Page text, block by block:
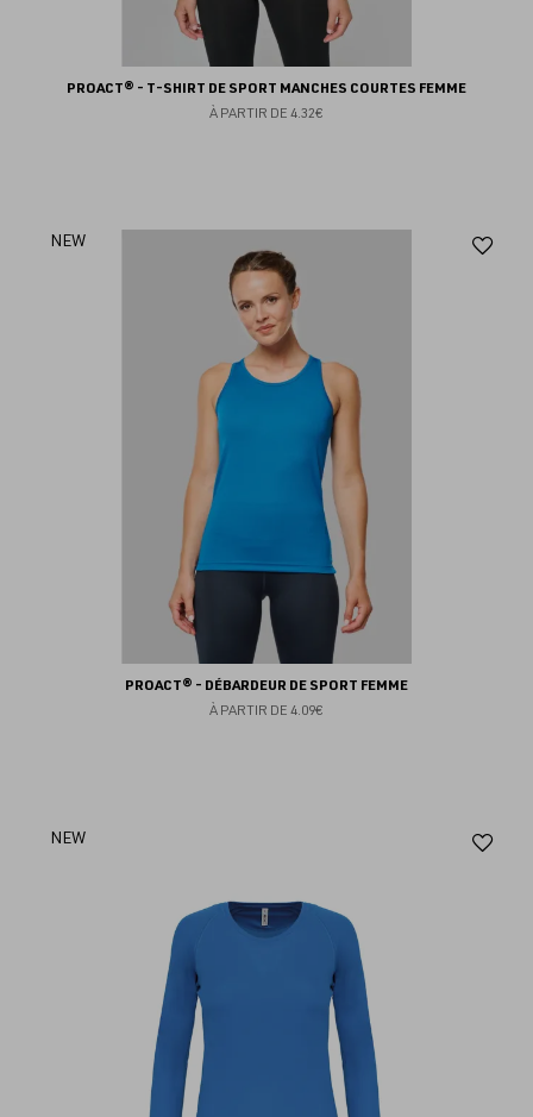
PROACT® - T-SHIRT DE SPORT MANCHES COURTES FEMME
À PARTIR DE 4.32€
NEW
PROACT® - DÉBARDEUR DE SPORT FEMME
À PARTIR DE 4.09€
NEW